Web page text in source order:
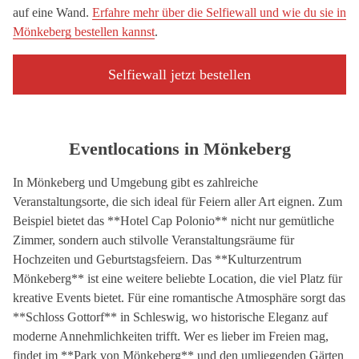
auf eine Wand. Erfahre mehr über die Selfiewall und wie du sie in
Mönkeberg bestellen kannst.
Selfiewall jetzt bestellen
Eventlocations in Mönkeberg
In Mönkeberg und Umgebung gibt es zahlreiche
Veranstaltungsorte, die sich ideal für Feiern aller Art eignen. Zum
Beispiel bietet das **Hotel Cap Polonio** nicht nur gemütliche
Zimmer, sondern auch stilvolle Veranstaltungsräume für
Hochzeiten und Geburtstagsfeiern. Das **Kulturzentrum
Mönkeberg** ist eine weitere beliebte Location, die viel Platz für
kreative Events bietet. Für eine romantische Atmosphäre sorgt das
**Schloss Gottorf** in Schleswig, wo historische Eleganz auf
moderne Annehmlichkeiten trifft. Wer es lieber im Freien mag,
findet im **Park von Mönkeberg** und den umliegenden Gärten